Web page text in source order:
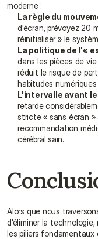
moderne :
La règle du
d'écran, prévoyez 20
réinitialiser » le
La politique de l'«
dans les pièces de
réduit le risque de
habitudes
L'intervalle avant le
retarde
stricte « sans écran
recommandation
cérébral sain.
Alors que nous
d'éliminer la technologie,
les piliers